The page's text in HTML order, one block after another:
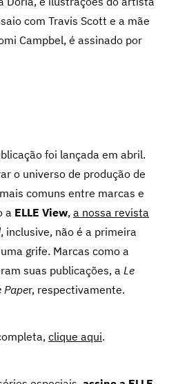
com Travis Scott e a mãe
Campbel, é assinado por
foi lançada em abril.
o universo de produção de
comuns entre marcas e
a ELLE View, a nossa revista
, inclusive, não é a primeira
grife. Marcas como a
suas publicações, a Le
Paper, respectivamente.
clique aqui.